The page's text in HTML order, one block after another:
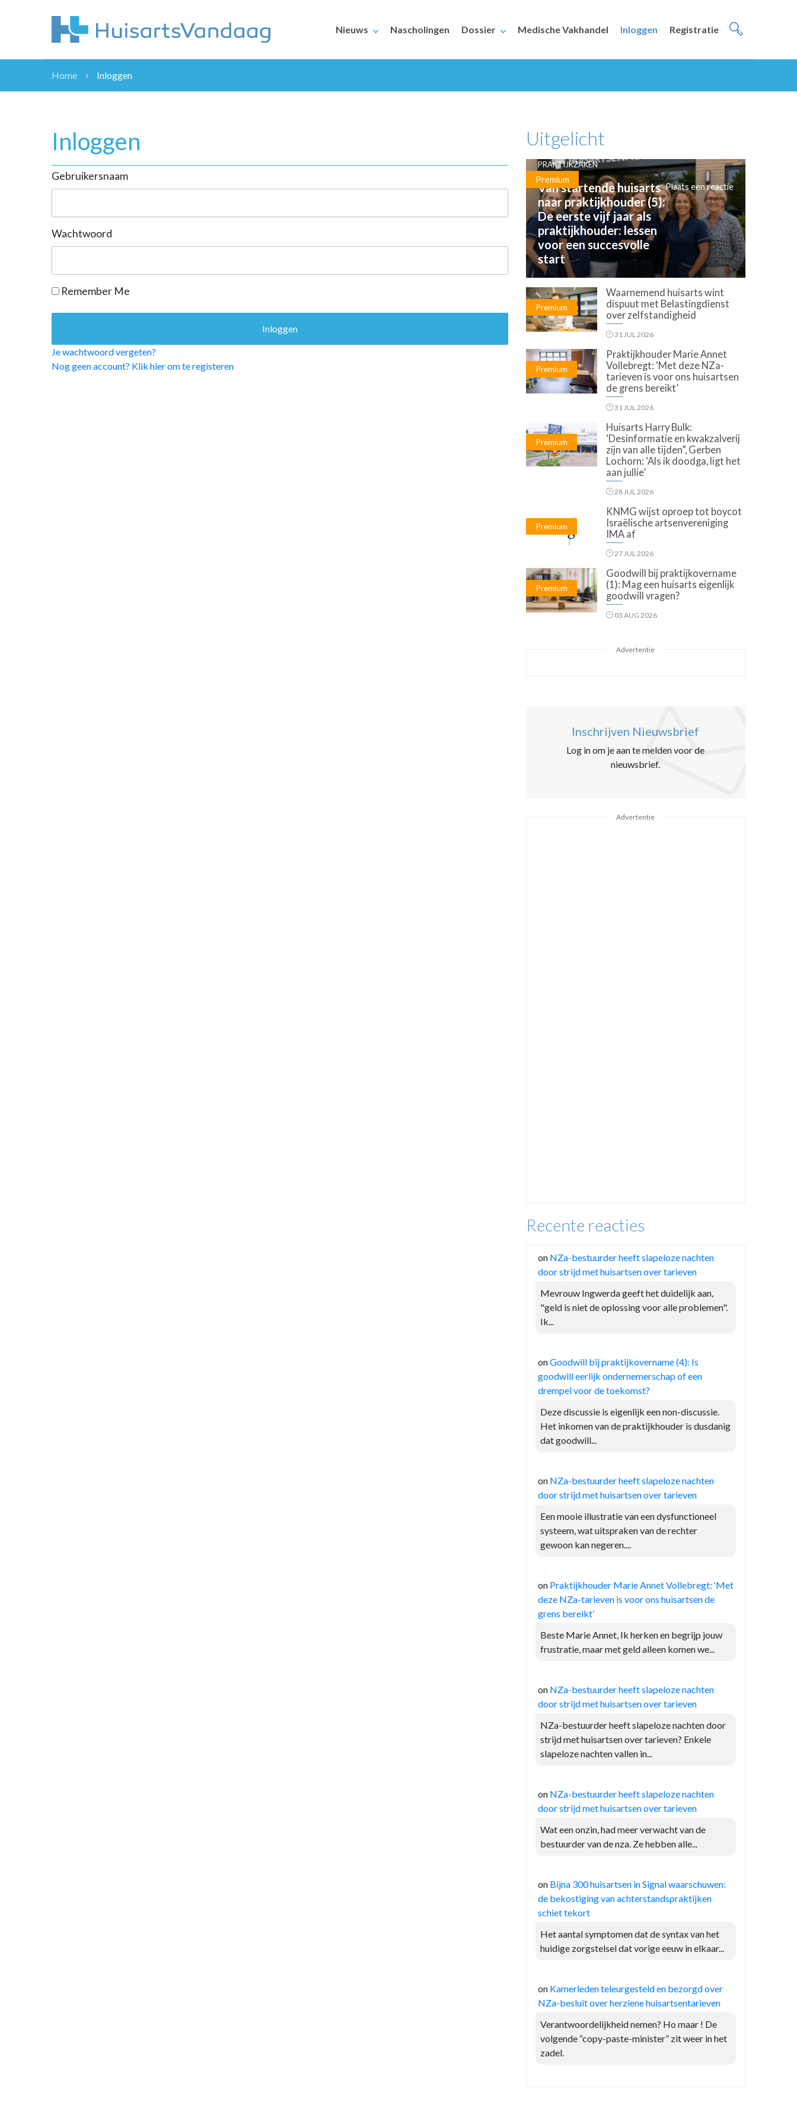
Nieuws Nascholingen Dossier Medische Vakhandel Inloggen Registratie
ZORGVERZEKERAARS
DOSSIER
NHG
PRAKTIJKZAKEN
VPHUISARTSEN
MEDISCHE VAKHANDEL
Home Inloggen
Inloggen
Gebruikersnaam
Wachtwoord
Remember Me
Je wachtwoord vergeten?
Nog geen account? Klik hier om te registeren
Uitgelicht
Premium
PRAKTIJKZAKEN
Van startende huisarts
naar praktijkhouder (5):
De eerste vijf jaar als
praktijkhouder: lessen
voor een succesvolle
start
Plaats een reactie
Premium
Waarnemend huisarts wint
dispuut met Belastingdienst
over zelfstandigheid
31 JUL 2026
Premium
Praktijkhouder Marie Annet
Vollebregt: ‘Met deze NZa-
tarieven is voor ons huisartsen
de grens bereikt’
31 JUL 2026
Premium
Huisarts Harry Bulk:
‘Desinformatie en kwakzalverij
zijn van alle tijden”, Gerben
Lochorn: ‘Als ik doodga, ligt het
aan jullie’
28 JUL 2026
Premium
KNMG wijst oproep tot boycot
Israëlische artsenvereniging
IMA af
27 JUL 2026
Premium
Goodwill bij praktijkovername
(1): Mag een huisarts eigenlijk
goodwill vragen?
03 AUG 2026
Advertentie
Inschrijven Nieuwsbrief
Log in om je aan te melden voor de
nieuwsbrief.
Advertentie
Recente reacties
on NZa-bestuurder heeft slapeloze nachten
door strijd met huisartsen over tarieven
Mevrouw Ingwerda geeft het duidelijk aan,
"geld is niet de oplossing voor alle problemen".
Ik...
onGoodwill bij praktijkovername (4): Is
goodwill eerlijk ondernemerschap of een
drempel voor de toekomst?
Deze discussie is eigenlijk een non-discussie.
Het inkomen van de praktijkhouder is dusdanig
dat goodwill...
on NZa-bestuurder heeft slapeloze nachten
door strijd met huisartsen over tarieven
Een mooie illustratie van een dysfunctioneel
systeem, wat uitspraken van de rechter
gewoon kan negeren....
on Praktijkhouder Marie Annet Vollebregt: ‘Met
deze NZa-tarieven is voor ons huisartsen de
grens bereikt’
Beste Marie Annet, Ik herken en begrijp jouw
frustratie, maar met geld alleen komen we...
on NZa-bestuurder heeft slapeloze nachten
door strijd met huisartsen over tarieven
NZa-bestuurder heeft slapeloze nachten door
strijd met huisartsen over tarieven? Enkele
slapeloze nachten vallen in...
on NZa-bestuurder heeft slapeloze nachten
door strijd met huisartsen over tarieven
Wat een onzin, had meer verwacht van de
bestuurder van de nza. Ze hebben alle...
on Bijna 300 huisartsen in Signal waarschuwen:
de bekostiging van achterstandspraktijken
schiet tekort
Het aantal symptomen dat de syntax van het
huidige zorgstelsel dat vorige eeuw in elkaar...
on Kamerleden teleurgesteld en bezorgd over
NZa-besluit over herziene huisartsentarieven
Verantwoordelijkheid nemen? Ho maar ! De
volgende “copy-paste-minister” zit weer in het
zadel.